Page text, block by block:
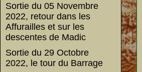
Sortie du 05 Novembre
2022, retour dans les
Affurailles et sur les
descentes de Madic
Sortie du 29 Octobre
2022, le tour du Barrage